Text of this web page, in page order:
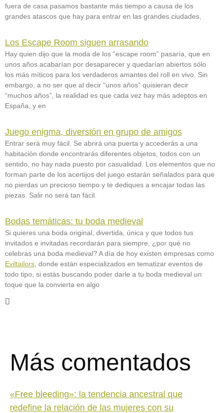
fuera de casa pasamos bastante más tiempo a causa de los
grandes atascos que hay para entrar en las grandes ciudades,
Los Escape Room siguen arrasando
Hay quien dijo que la moda de los “escape room” pasaría, que en
unos años acabarían por desaparecer y quedarían abiertos sólo
los más míticos para los verdaderos amantes del roll en vivo. Sin
embargo, a no ser que al decir “unos años” quisieran decir
“muchos años”, la realidad es que cada vez hay más adeptos en
España, y en
Juego enigma, diversión en grupo de amigos
Entrar será muy fácil. Se abrirá una puerta y accederás a una
habitación donde encontrarás diferentes objetos, todos con un
sentido, no hay nada puesto por casualidad. Los elementos que no
forman parte de los acertijos del juego estarán señalados para que
no pierdas un precioso tiempo y te dediques a encajar todas las
piezas. Salir no será tan fácil.
Bodas temáticas: tu boda medieval
Si quieres una boda original, divertida, única y que todos tus
invitados e invitadas recordarán para siempre, ¿por qué no
celebras una boda medieval? A día de hoy existen empresas como
Eviltailors , donde están especializados en tematizar eventos de
todo tipo, si estás buscando poder darle a tu boda medieval un
toque que la convierta en algo
Más comentados
«Free bleeding»: la tendencia ancestral que
redefine la relación de las mujeres con su